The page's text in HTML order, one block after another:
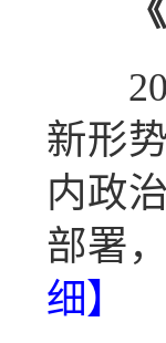
新形
内政
部署
细】